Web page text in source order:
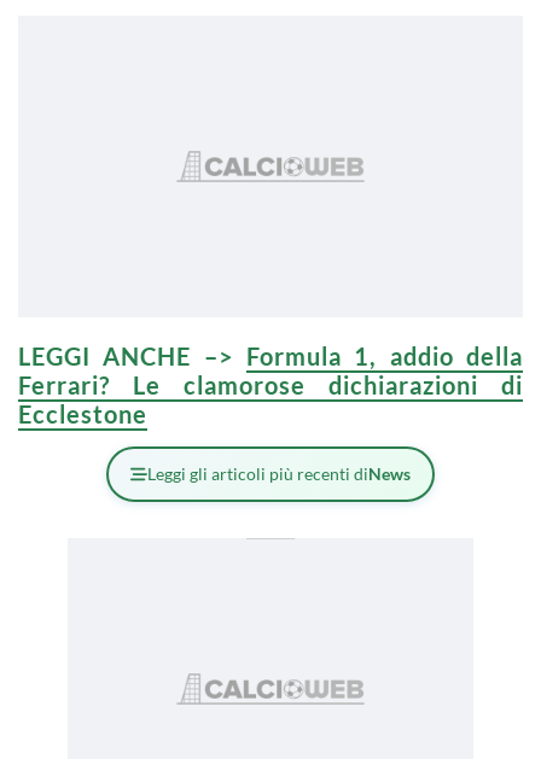
LEGGI ANCHE –> Formula 1, addio della
Ferrari? Le clamorose dichiarazioni di
Ecclestone
Leggi gli articoli più recenti diNews